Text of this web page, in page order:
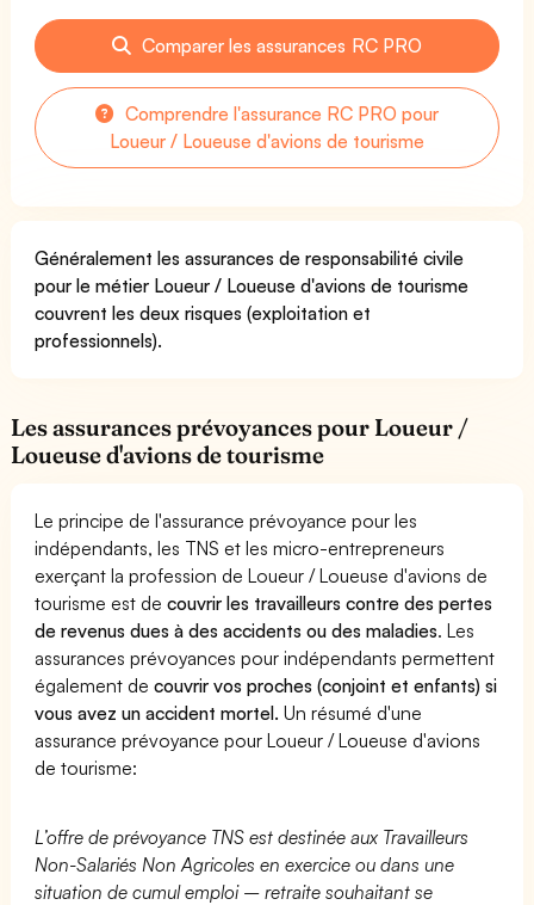
Comparer les assurances RC PRO
Comprendre l'assurance RC PRO pour
Loueur / Loueuse d'avions de tourisme
Généralement les assurances de responsabilité civile
pour le métier Loueur / Loueuse d'avions de tourisme
couvrent les deux risques (exploitation et
professionnels).
Les assurances prévoyances pour Loueur /
Loueuse d'avions de tourisme
Le principe de l'assurance prévoyance pour les
indépendants, les TNS et les micro-entrepreneurs
exerçant la profession de Loueur / Loueuse d'avions de
tourisme est decouvrir les travailleurs contre des pertes
de revenus dues à des accidents ou des maladies. Les
assurances prévoyances pour indépendants permettent
également decouvrir vos proches (conjoint et enfants) si
vous avez un accident mortel. Un résumé d'une
assurance prévoyance pour Loueur / Loueuse d'avions
de tourisme:
L’offre de prévoyance TNS est destinée aux Travailleurs
Non-Salariés Non Agricoles en exercice ou dans une
situation de cumul emploi – retraite souhaitant se